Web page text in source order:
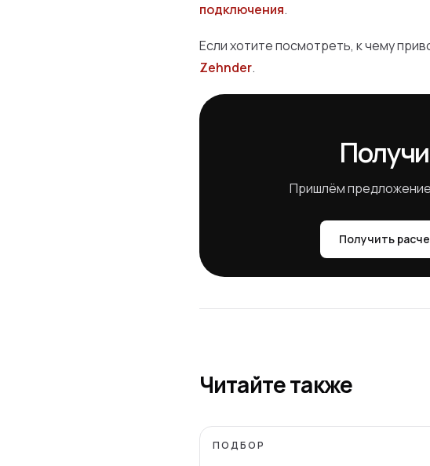
подключения.
Если хотите посмотреть, к чему
Zehnder.
Пришлём предложение
Получить
Читайте также
ПОДБОР